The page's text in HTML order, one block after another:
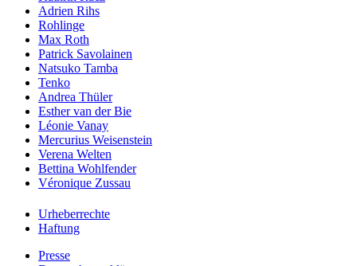
Adrien Rihs
Rohlinge
Max Roth
Patrick Savolainen
Natsuko Tamba
Tenko
Andrea Thüler
Esther van der Bie
Léonie Vanay
Mercurius Weisenstein
Verena Welten
Bettina Wohlfender
Véronique Zussau
Urheberrechte
Haftung
Presse